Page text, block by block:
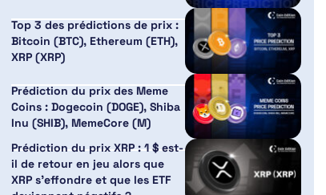
Top 3 des prédictions de prix :
Bitcoin (BTC), Ethereum (ETH),
XRP (XRP)
Prédiction du prix des Meme
Coins : Dogecoin (DOGE), Shiba
Inu (SHIB), MemeCore (M)
Prédiction du prix XRP : 1 $ est-
il de retour en jeu alors que
XRP s’effondre et que les ETF